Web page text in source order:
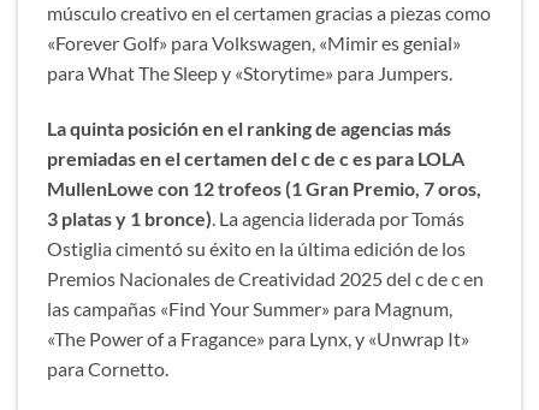
músculo creativo en el certamen gracias a piezas como
«Forever Golf» para Volkswagen, «Mimir es genial»
para What The Sleep y «Storytime» para Jumpers.
La quinta posición en el ranking de agencias más
premiadas en el certamen del c de c es para LOLA
MullenLowe con 12 trofeos (1 Gran Premio, 7 oros,
3 platas y 1 bronce). La agencia liderada por Tomás
Ostiglia cimentó su éxito en la última edición de los
Premios Nacionales de Creatividad 2025 del c de c en
las campañas «Find Your Summer» para Magnum,
«The Power of a Fragance» para Lynx, y «Unwrap It»
para Cornetto.